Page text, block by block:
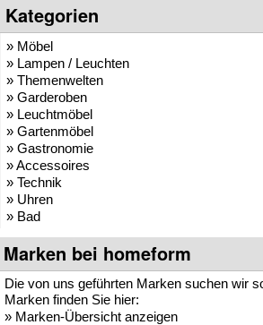
Kategorien
» Möbel
» Lampen / Leuchten
» Themenwelten
» Garderoben
» Leuchtmöbel
» Gartenmöbel
» Gastronomie
» Accessoires
» Technik
» Uhren
» Bad
Marken bei homeform
Die von uns geführten Marken suchen wir
Marken finden Sie hier:
» Marken-Übersicht anzeigen